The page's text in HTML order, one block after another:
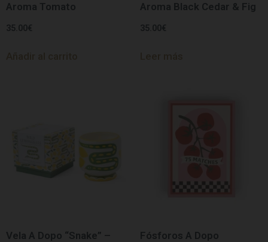
Aroma Tomato
35.00€
Aroma Black Cedar & Fig
35.00€
Vela A Dopo “Snake” –
Fósforos A Dopo